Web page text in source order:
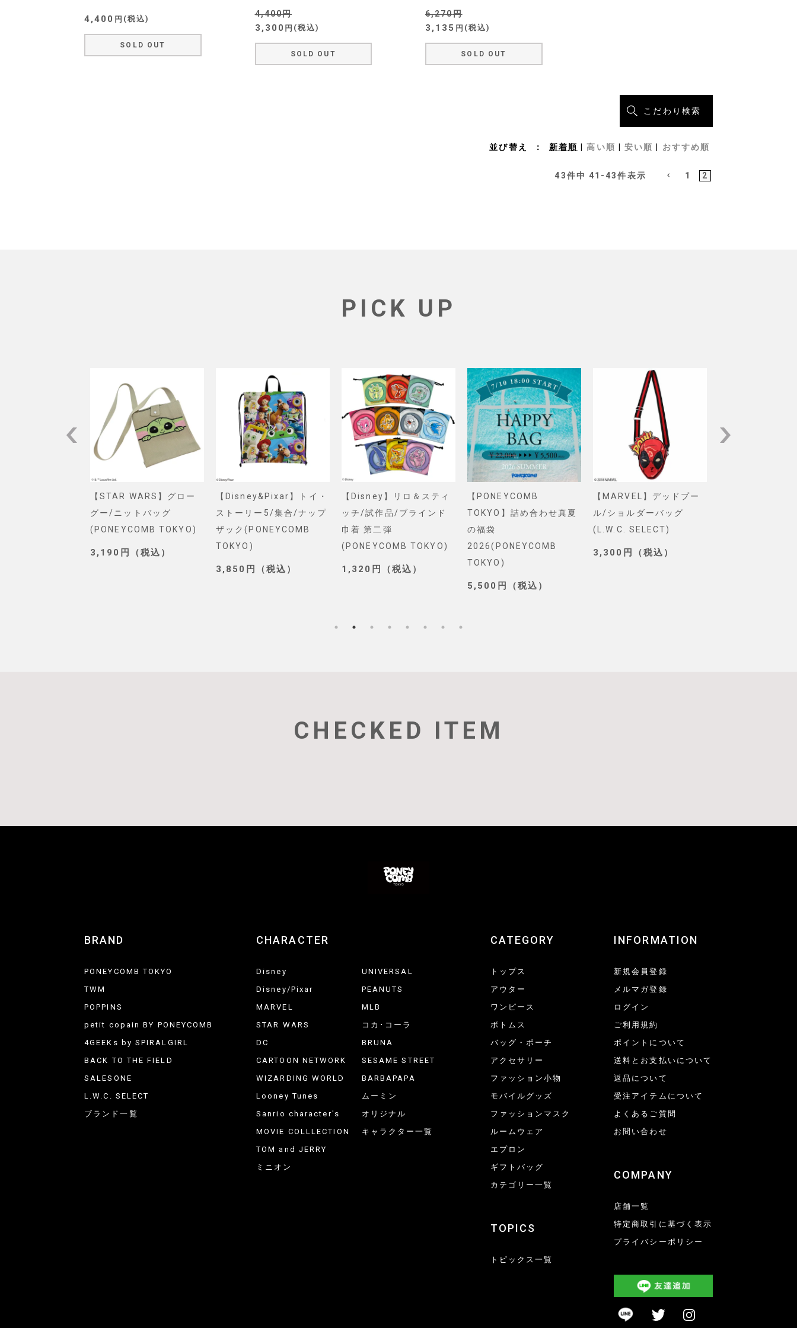
4,400 税込
SOLD OUT
4,400
3,300 税込
SOLD OUT
6,270
3,135 税込
SOLD OUT
こだわり検索
並び替え 新着順 高い順 安い順 おすすめ順
43件中 41 - 43件表示 1 2
PICK UP
【STAR WARS】グロー
グー/ニットバッグ
(PONEYCOMB TOKYO)
3,190円（税込）
【Disney&Pixar】トイ・
ストーリー5/集合/ナップ
ザック(PONEYCOMB
TOKYO)
3,850円（税込）
【Disney】リロ＆スティ
ッチ/試作品/ブラインド
巾着 第二弾
(PONEYCOMB TOKYO)
1,320円（税込）
【PONEYCOMB
TOKYO】詰め合わせ真夏
の福袋
2026(PONEYCOMB
TOKYO)
5,500円（税込）
【MARVEL】デッドプー
ル/ショルダーバッグ
(L.W.C. SELECT)
3,300円（税込）
CHECKED ITEM
BRAND
PONEYCOMB TOKYO
TWM
POPPINS
petit copain BY PONEYCOMB
4GEEKs by SPIRALGIRL
BACK TO THE FIELD
SALESONE
L.W.C. SELECT
ブランド一覧
CHARACTER
Disney
Disney/Pixar
MARVEL
STAR WARS
DC
CARTOON NETWORK
WIZARDING WORLD
Looney Tunes
Sanrio character's
MOVIE COLLLECTION
TOM and JERRY
ミニオン
UNIVERSAL
PEANUTS
MLB
コカ･コーラ
BRUNA
SESAME STREET
BARBAPAPA
ムーミン
オリジナル
キャラクター一覧
CATEGORY
トップス
アウター
ワンピース
ボトムス
バッグ・ポーチ
アクセサリー
ファッション小物
モバイルグッズ
ファッションマスク
ルームウェア
エプロン
ギフトバッグ
カテゴリー一覧
TOPICS
トピックス一覧
INFORMATION
新規会員登録
メルマガ登録
ログイン
ご利用規約
ポイントについて
送料とお支払いについて
返品について
受注アイテムについて
よくあるご質問
お問い合わせ
COMPANY
店舗一覧
特定商取引に基づく表示
プライバシーポリシー